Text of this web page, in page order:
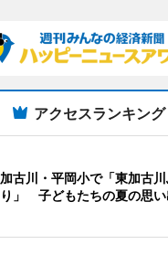
アクセスランキング
加古川・平岡小で「東加古
り」 子どもたちの夏の思